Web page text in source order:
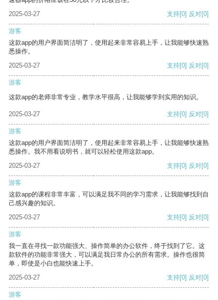
2025-03-27
支持[0] 反对[0]
游客
这款app的用户界面简洁明了，使用起来非常容易上手，让我能够快速熟
悉操作。
2025-03-27
支持[0] 反对[0]
游客
这款app的老师非常专业，教学水平很高，让我能够学到实用的知识。
2025-03-27 支持[0] 反对[0]
游客
这款app的用户界面简洁明了，使用起来非常容易上手，让我能够快速熟
悉操作。我不用看说明书，就可以轻松使用这款app。
2025-03-27
支持[0] 反对[0]
游客
这款app的课程非常丰富，可以满足我不同的学习需求，让我能够找到自
己感兴趣的知识。
2025-03-27
支持[0] 反对[0]
游客
我一直在寻找一款功能强大、操作简单的办公软件，终于找到了它。这
款软件的功能非常强大，可以满足我日常办公的所有需求。操作也很简
单，即使是小白也能快速上手。
2025-03-27
支持[0] 反对[0]
游客